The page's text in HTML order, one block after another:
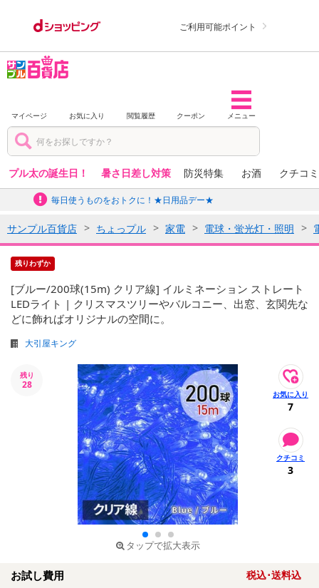
ご利用可能ポイント
マイページ お気に入り 閲覧履歴 クーポン メニュー
プル太の誕生日！ 暑さ日差し対策 防災特集 お酒 クチコ
毎日使うものをおトクに！★日用品デー★
サンプル百貨店 ちょっプル 家電 電球・蛍光灯・照明
残りわずか
[ブルー/200球(15m) クリア線] イルミネーション ストレート
LEDライト | クリスマスツリーやバルコニー、出窓、玄関先な
どに飾ればオリジナルの空間に。
大引屋キング
残り
28
タップで拡大表示
7
3
お試し費用 税込･送料込